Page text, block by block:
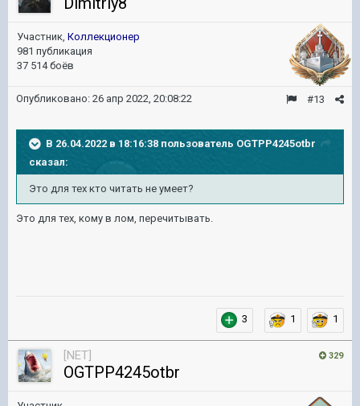
Участник, Коллекционер
981 публикация
37 514 боёв
#13
Опубликовано: 26 апр 2022, 20:08:22
В 26.04.2022 в 18:16:38 пользователь OGTPP4245otbr
сказал:
Это для тех кто читать не умеет?
Это для тех, кому в лом, перечитывать.
3 1 1
329
[NET]
OGTPP4245otbr